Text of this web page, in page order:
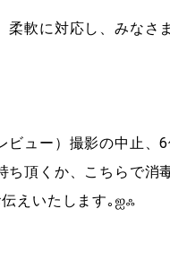
柔軟に対応し、みなさ
ビュー）撮影の中止、
ち頂くか、こ ちらで消
えいたします｡ஐஃ